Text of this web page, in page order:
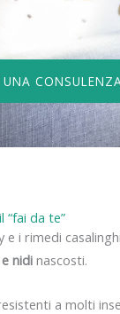
UNA
“fai da te”
i rimedi
nidinascosti.
a molti